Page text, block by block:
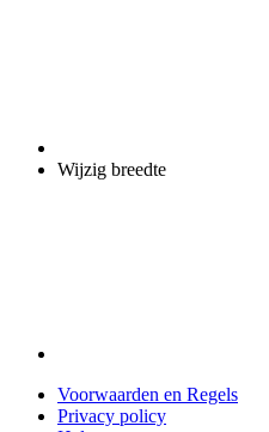
Wijzig breedte
Voorwaarden en Regels
Privacy policy